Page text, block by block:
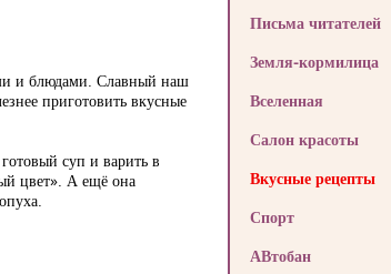
и блюдами. Славный наш
приготовить вкусные
суп и варить в
цвет». А ещё она
Письма читателей
Земля-кормилица
Вселенная
Салон красоты
Вкусные рецепты
Спорт
АВтобан